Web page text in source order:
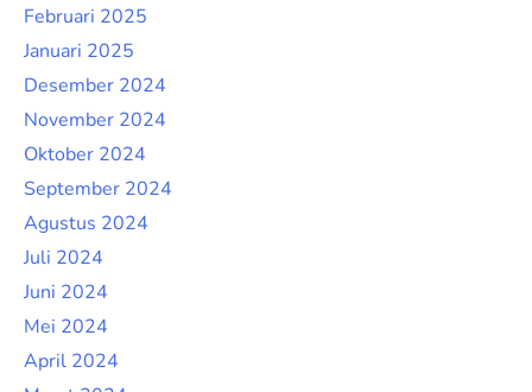
Februari 2025
Januari 2025
Desember 2024
November 2024
Oktober 2024
September 2024
Agustus 2024
Juli 2024
Juni 2024
Mei 2024
April 2024